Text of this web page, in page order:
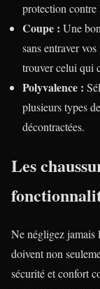
protection contre
Coupe : Une
sans entraver
trouver celui qui
Polyvalence :
plusieurs types
décontractées.
Les
Ne négligez jamais
doivent non
sécurité et confort